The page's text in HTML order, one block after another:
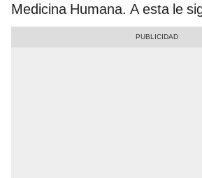
Medicina Humana. A esta le